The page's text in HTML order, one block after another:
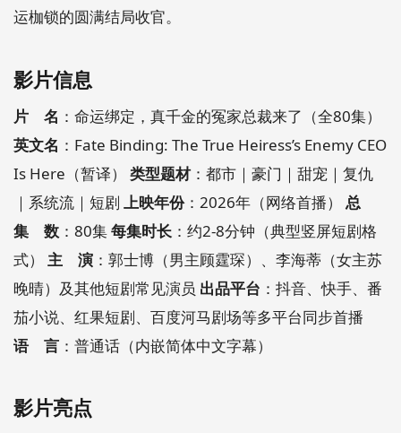
运枷锁的圆满结局收官。
影片信息
片 名 ：命运绑定，真千金的冤家总裁来了（全80集）
英文名 ：Fate Binding: The True Heiress’s Enemy CEO
Is Here（暂译） 类型题材：都市｜豪门｜甜宠｜复仇
｜系统流｜短剧 上映年份：2026年（网络首播） 总
集 数 ：80集每集时长 ：约2-8分钟（典型竖屏短剧格
式） 主 演 ：郭士博（男主顾霆琛）、李海蒂（女主苏
晚晴）及其他短剧常见演员 出品平台 ：抖音、快手、番
茄小说、红果短剧、百度河马剧场等多平台同步首播
语 言 ：普通话（内嵌简体中文字幕）
影片亮点